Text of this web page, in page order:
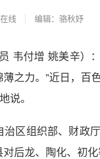
线 编辑：骆秋妤
付增 姚美辛）：
之力。”近日，百
说。
组织部、财政
后龙、陶化、初化